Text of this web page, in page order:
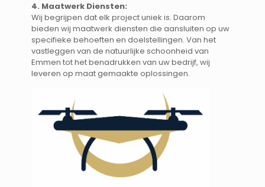
4. Maatwerk Diensten:
Wij begrijpen dat elk project uniek is. Daarom
bieden wij maatwerk diensten die aansluiten op uw
specifieke behoeften en doelstellingen. Van het
vastleggen van de natuurlijke schoonheid van
Emmen tot het benadrukken van uw bedrijf, wij
leveren op maat gemaakte oplossingen.